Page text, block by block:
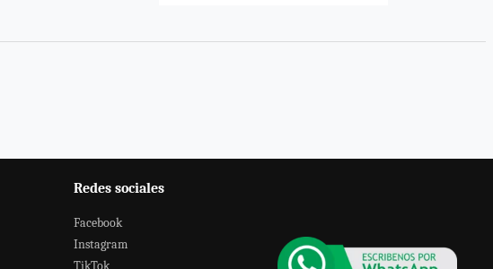
Redes sociales
Facebook
Instagram
TikTok